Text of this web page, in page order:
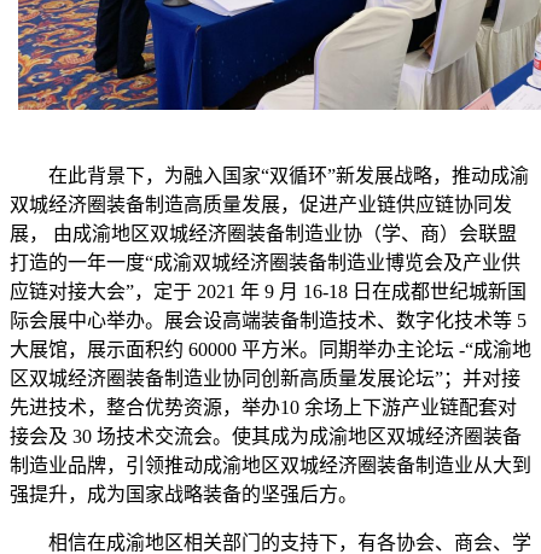
在此背景下，为融入国家“双循环”新发展战略，推动成渝
双城经济圈装备制造高质量发展，促进产业链供应链协同发
展， 由成渝地区双城经济圈装备制造业协（学、商）会联盟
打造的一年一度“成渝双城经济圈装备制造业博览会及产业供
应链对接大会”，定于 2021 年 9 月 16-18 日在成都世纪城新国
际会展中心举办。展会设高端装备制造技术、数字化技术等 5
大展馆，展示面积约 60000 平方米。同期举办主论坛 -“成渝地
区双城经济圈装备制造业协同创新高质量发展论坛”；并对接
先进技术，整合优势资源，举办10 余场上下游产业链配套对
接会及 30 场技术交流会。使其成为成渝地区双城经济圈装备
制造业品牌，引领推动成渝地区双城经济圈装备制造业从大到
强提升，成为国家战略装备的坚强后方。
相信在成渝地区相关部门的支持下，有各协会、商会、学